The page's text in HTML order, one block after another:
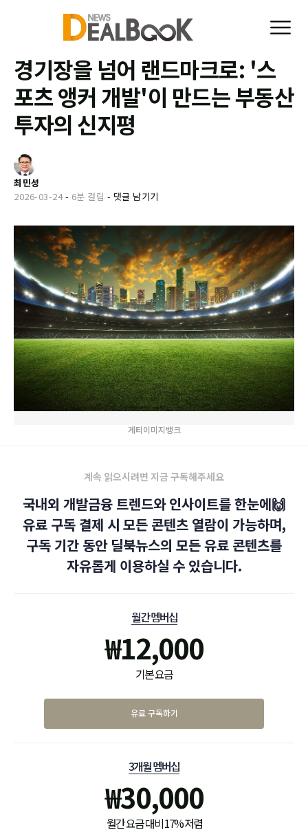
경기장을 넘어 랜드마크로: '스
포츠 앵커 개발'이 만드는 부동산
투자의 신지평
최민성
2026-03-24- 6분 걸림 - 댓글 남기기
게티이미지뱅크
계속 읽으시려면 지금 구독해주세요
국내외 개발금융 트렌드와 인사이트를 한눈에🙌
유료 구독 결제 시 모든 콘텐츠 열람이 가능하며,
구독 기간 동안 딜북뉴스의 모든 유료 콘텐츠를
자유롭게 이용하실 수 있습니다.
월간 멤버십
₩12,000
기본 요금
유료 구독하기
3개월 멤버십
₩30,000
월간 요금 대비 17% 저렴